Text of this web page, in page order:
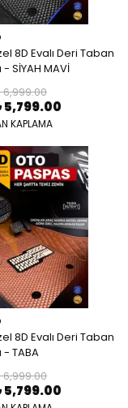
8D Evalı Deri Taban
SİYAH MAVİ
5,799.00
KAPLAMA
8D Evalı Deri Taban
TABA
5,799.00